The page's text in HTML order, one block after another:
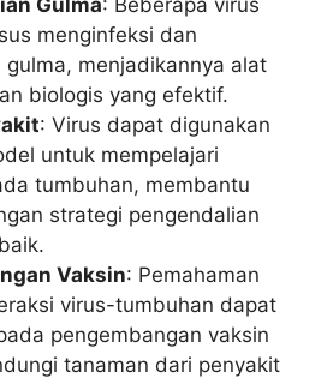
Gulma: Beberapa virus
menginfeksi dan
gulma, menjadikannya alat
biologis yang efektif.
: Virus dapat digunakan
untuk mempelajari
tumbuhan, membantu
strategi pengendalian
Vaksin: Pemahaman
virus-tumbuhan dapat
pengembangan vaksin
tanaman dari penyakit